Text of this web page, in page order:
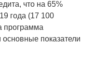
что на 65%
года (17 100
программа
основные показатели